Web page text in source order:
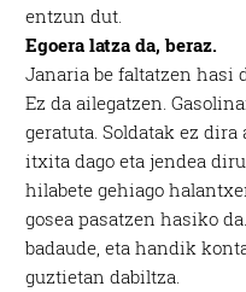
entzun dut.
Egoera latza da, beraz.
Janaria be faltatzen hasi
Ez da ailegatzen.
geratuta. Soldatak ez
itxita dago eta jendea
hilabete gehiago
gosea pasatzen hasiko
badaude, eta handik
guztietan dabiltza.